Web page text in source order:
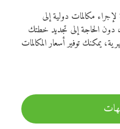
مكالمات دولية إلى
دون الحاجة إلى تجديد خطتك
يمكنك توفير أسعار المكالمات